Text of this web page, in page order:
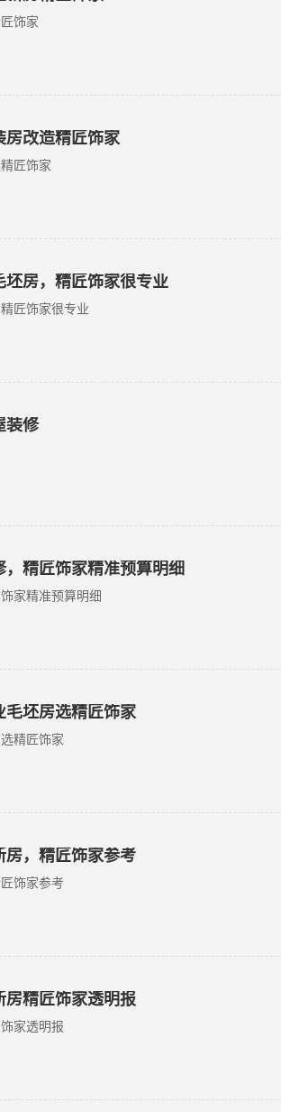
饰家
房改造精匠饰家
匠饰家
房，精匠饰家很专业
匠饰家很专业
装修
精匠饰家精准预算明细
家精准预算明细
毛坯房选精匠饰家
精匠饰家
房，精匠饰家参考
饰家参考
房精匠饰家透明报
家透明报